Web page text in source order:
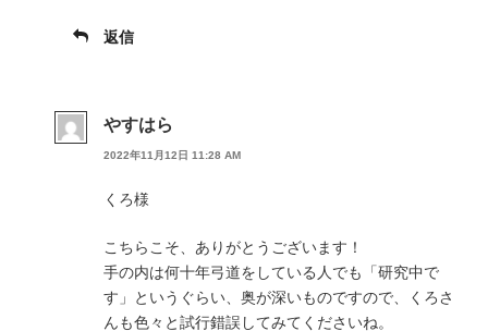
返信
やすはら
2022年11月12日 11:28 AM
くろ様
こちらこそ、ありがとうございます！
手の内は何十年弓道をしている人でも「研究中で
す」というぐらい、奥が深いものですので、くろさ
んも色々と試行錯誤してみてくださいね。